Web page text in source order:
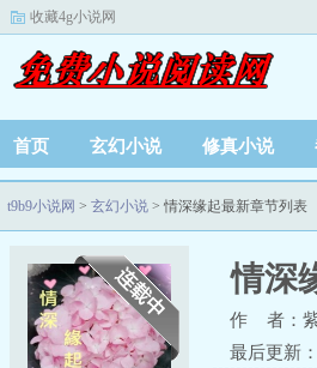
收藏4g小说网
首页 玄幻小说 修真小说
t9b9小说网 > 玄幻小说 > 情深缘起最新章节列表
情深
作 者：
最后更新